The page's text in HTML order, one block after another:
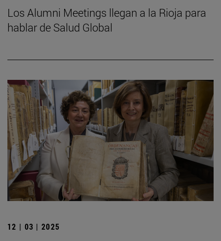
Los Alumni Meetings llegan a la Rioja para
hablar de Salud Global
12 | 03 | 2025